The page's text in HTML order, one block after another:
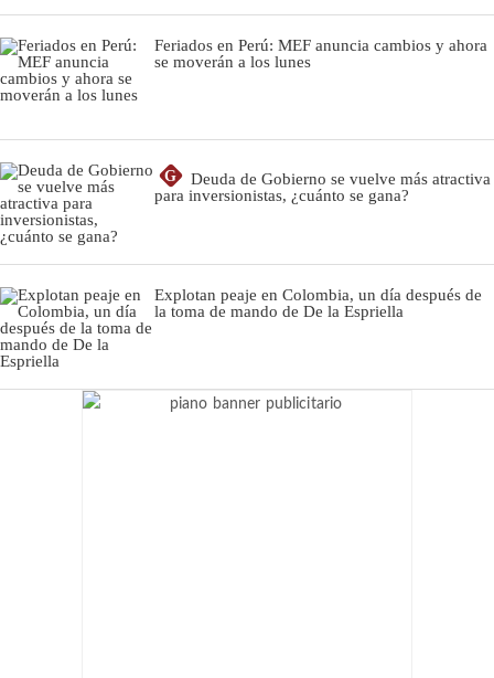
Feriados en Perú: MEF anuncia cambios y ahora
se moverán a los lunes
G
Deuda de Gobierno se vuelve más atractiva
para inversionistas, ¿cuánto se gana?
Explotan peaje en Colombia, un día después de
la toma de mando de De la Espriella